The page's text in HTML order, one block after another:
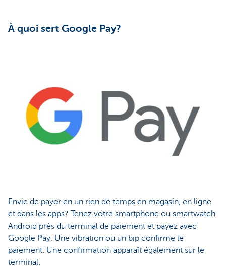
À quoi sert Google Pay?
Envie de payer en un rien de temps en magasin, en ligne
et dans les apps? Tenez votre smartphone ou smartwatch
Android près du terminal de paiement et payez avec
Google Pay. Une vibration ou un bip confirme le
paiement. Une confirmation apparaît également sur le
terminal.